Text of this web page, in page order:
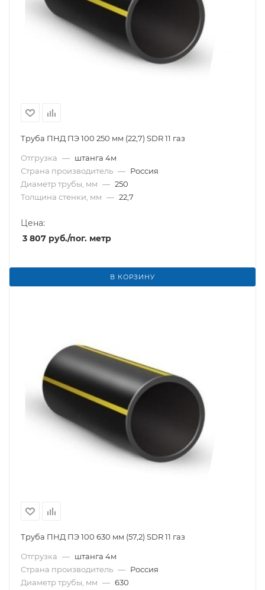
Труба ПНД ПЭ 100 250 мм (22,7) SDR 11 газ
Отгрузка — штанга 4м
Страна производитель — Россия
Диаметр трубы, мм — 250
Толщина стенки, мм — 22,7
Цена:
3 807 руб./пог. метр
В КОРЗИНУ
Труба ПНД ПЭ 100 630 мм (57,2) SDR 11 газ
Отгрузка — штанга 4м
Страна производитель — Россия
Диаметр трубы, мм — 630